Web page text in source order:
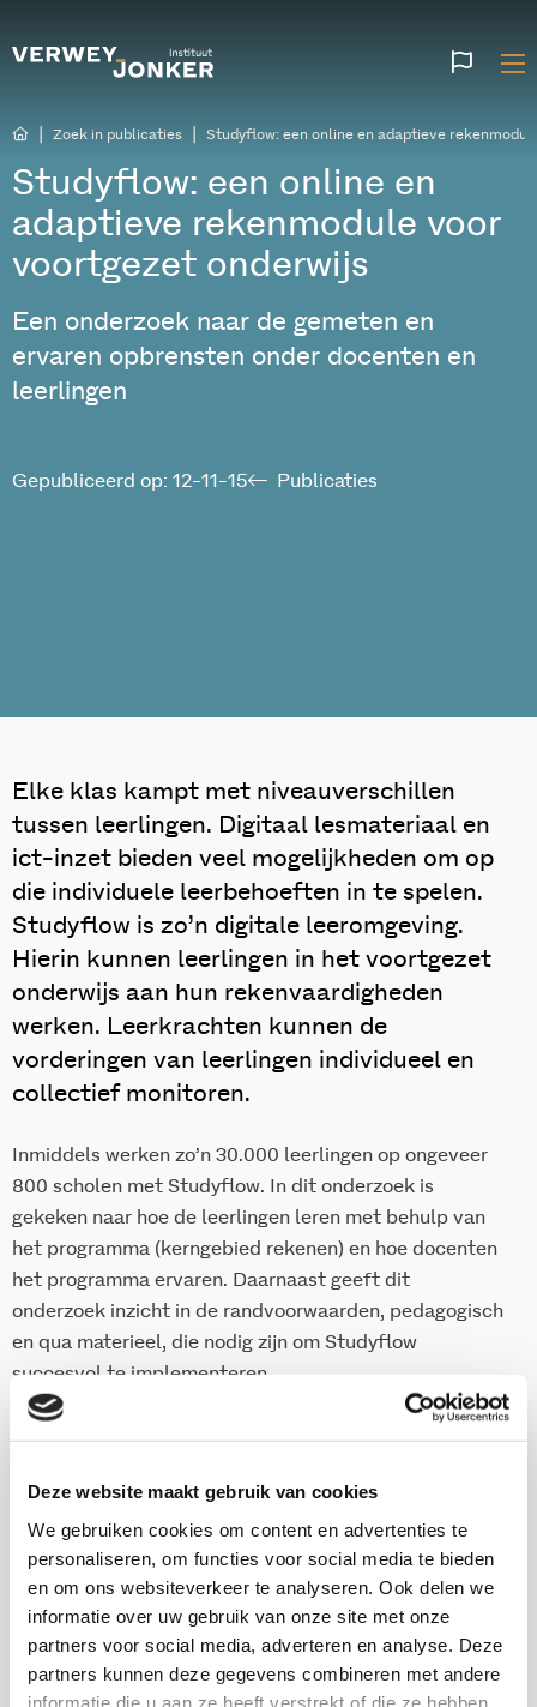
Deze website maakt gebruik van cookies
We gebruiken cookies om content en advertenties te
personaliseren, om functies voor social media te bieden
en om ons websiteverkeer te analyseren. Ook delen we
informatie over uw gebruik van onze site met onze
partners voor social media, adverteren en analyse. Deze
partners kunnen deze gegevens combineren met andere
informatie die u aan ze heeft verstrekt of die ze hebben
Zoek in publicaties Studyflow: een online en adaptieve
Studyflow: een online en
adaptieve rekenmodule voor
voortgezet onderwijs
Een onderzoek naar de gemeten en
ervaren opbrensten onder docenten en
leerlingen
Publicaties
Gepubliceerd op: 12-11-15
Elke klas kampt met niveauverschillen
tussen leerlingen. Digitaal lesmateriaal en
ict-inzet bieden veel mogelijkheden om op
die individuele leerbehoeften in te spelen.
Studyflow is zo’n digitale leeromgeving.
Hierin kunnen leerlingen in het voortgezet
onderwijs aan hun rekenvaardigheden
werken. Leerkrachten kunnen de
vorderingen van leerlingen individueel en
collectief monitoren.
Inmiddels werken zo’n 30.000 leerlingen op ongeveer
800 scholen met Studyflow. In dit onderzoek is
gekeken naar hoe de leerlingen leren met behulp van
het programma (kerngebied rekenen) en hoe docenten
het programma ervaren. Daarnaast geeft dit
onderzoek inzicht in de randvoorwaarden, pedagogisch
en qua materieel, die nodig zijn om Studyflow
succesvol te implementeren.
Onderzoekers